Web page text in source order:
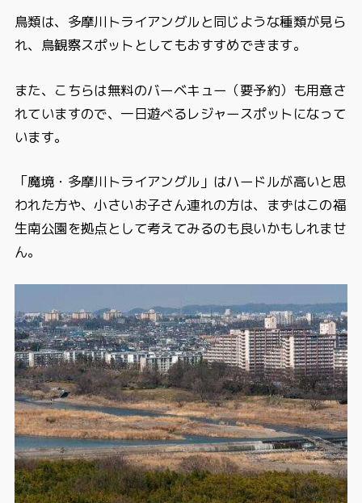
鳥類は、多摩川トライアングルと同じような種類が見ら
れ、鳥観察スポットとしてもおすすめできます。
また、こちらは無料のバーベキュー（要予約）も用意さ
れていますので、一日遊べるレジャースポットになって
います。
「魔境・多摩川トライアングル」はハードルが高いと思
われた方や、小さいお子さん連れの方は、まずはこの福
生南公園を拠点として考えてみるのも良いかもしれませ
ん。